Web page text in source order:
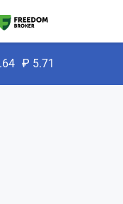
₽ 5.71